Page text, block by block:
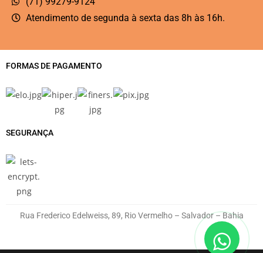
Atendimento de segunda à sexta das 8h às 16h.
FORMAS DE PAGAMENTO
SEGURANÇA
Rua Frederico Edelweiss, 89, Rio Vermelho – Salvador – Bahia